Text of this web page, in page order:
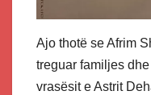
Ajo thotë se Afrim
treguar familjes
vrasësit e Astrit